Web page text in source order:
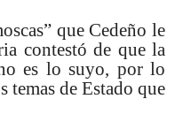
que Cedeño le
contestó de que la
es lo suyo, por lo
temas de Estado que